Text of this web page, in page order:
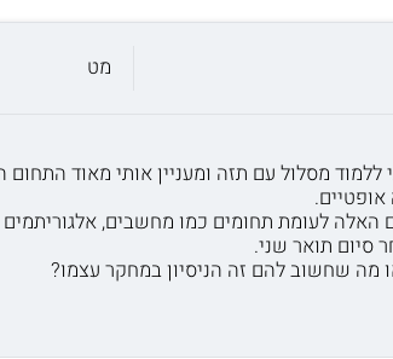
מט
מסלול עם תזה ומעניין אותי מאוד התחום
לעומת תחומים כמו מחשבים, אלגוריתמים
סיום תואר שני.
מה שחשוב להם זה הניסיון במחקר עצמו?